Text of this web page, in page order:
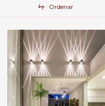
Ordenar